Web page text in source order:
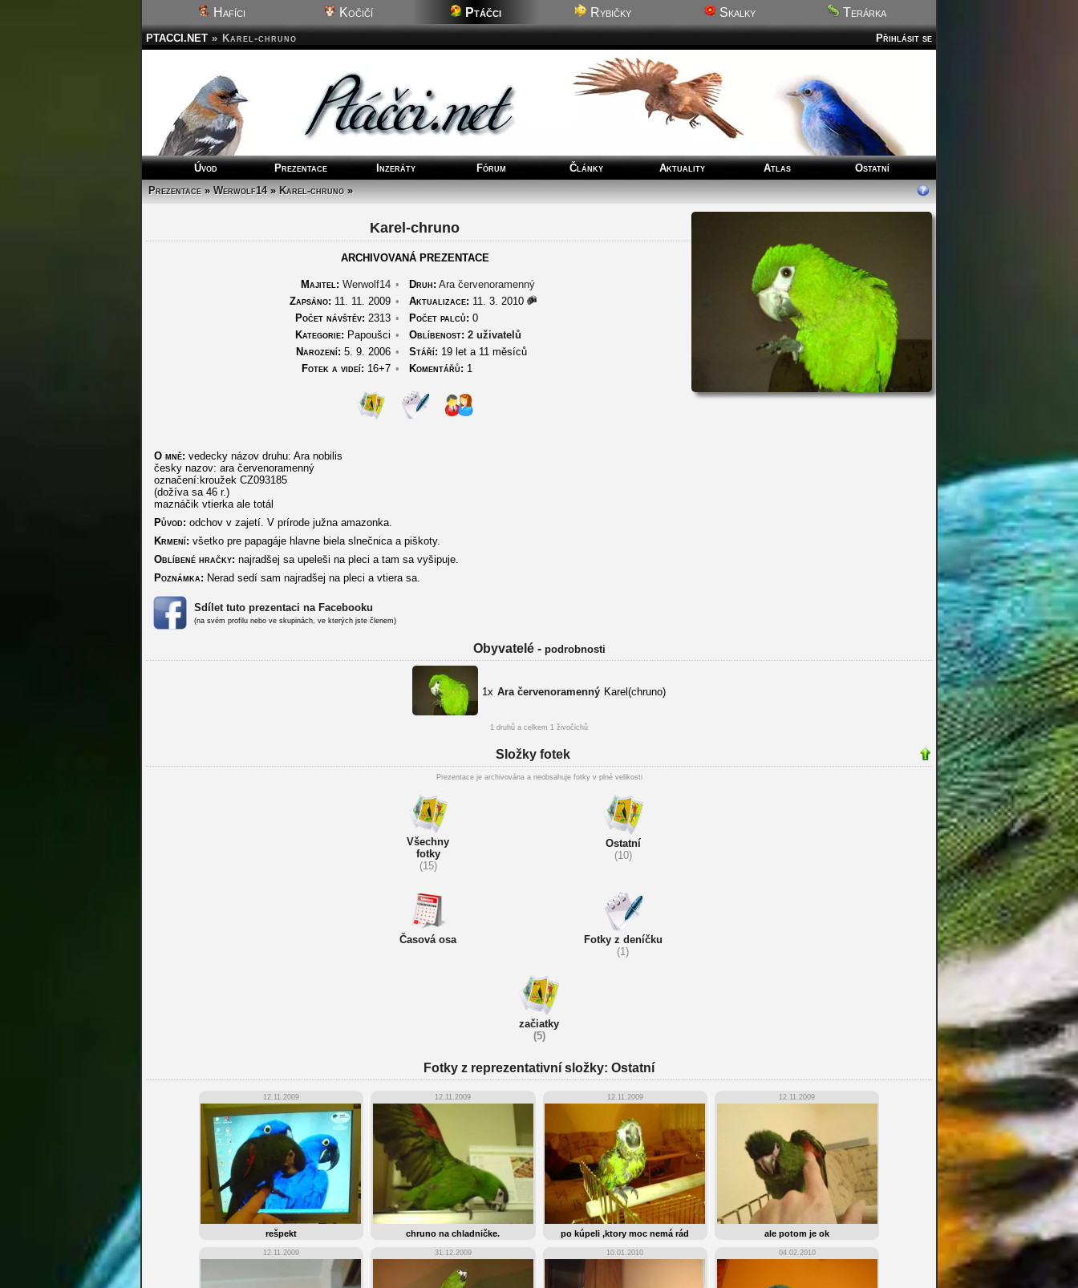
Hafíci Kočičí Ptáčci Rybičky Skalky Terárka
Přihlásit se
PTACCI.NET » Karel-chruno
Úvod Prezentace Inzeráty Fórum Články Aktuality Atlas
Ostatní
Prezentace»Werwolf14»Karel-chruno»
Karel-chruno
ARCHIVOVANÁ PREZENTACE
Majitel: Werwolf14 • Druh: Ara červenoramenný
Zapsáno: 11. 11. 2009 • Aktualizace: 11. 3. 2010
Počet návštěv: 2313 • Počet palců: 0
Kategorie: Papoušci • Oblíbenost: 2 uživatelů
Narození: 5. 9. 2006 • Stáří: 19 let a 11 měsíců
Fotek a videí: 16+7 • Komentářů: 1
O mně: vedecky názov druhu: Ara nobilis
česky nazov: ara červenoramenný
označení:kroužek CZ093185
(dožíva sa 46 r.)
maznáčik vtierka ale totál
Původ: odchov v zajetí. V prírode južna amazonka.
Krmení: všetko pre papagáje hlavne biela slnečnica a piškoty.
Oblíbené hračky: najradšej sa upeleši na pleci a tam sa vyšipuje.
Poznámka: Nerad sedí sam najradšej na pleci a vtiera sa.
Sdílet tuto prezentaci na Facebooku
(na svém profilu nebo ve skupinách, ve kterých jste členem)
Obyvatelé - podrobnosti
1x Ara červenoramenný Karel(chruno)
1 druhů a celkem 1 živočichů
Složky fotek
Prezentace je archivována a neobsahuje fotky v plné velikosti
Všechny
fotky
(15)
Ostatní
(10)
Časová osa
Fotky z deníčku
(1)
začiatky
(5)
Fotky z reprezentativní složky: Ostatní
12.11.2009
rešpekt
12.11.2009
chruno na chladničke.
12.11.2009
po kúpeli ,ktory moc nemá rád
12.11.2009
ale potom je ok
12.11.2009 31.12.2009 10.01.2010 04.02.2010